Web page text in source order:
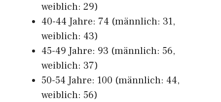
weiblich: 29)
40-44 Jahre: 74 (männlich: 31,
weiblich: 43)
45-49 Jahre: 93 (männlich: 56,
weiblich: 37)
50-54 Jahre: 100 (männlich: 44,
weiblich: 56)